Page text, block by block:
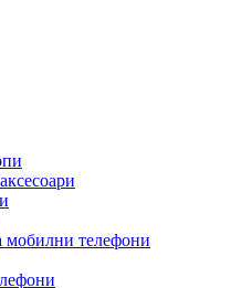
мобилни телефони